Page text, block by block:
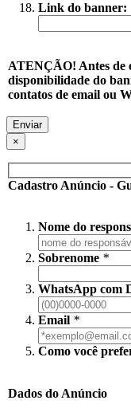
Link do banner:
ATENÇÃO! Antes de
disponibilidade do
contatos de email ou
×
Cadastro Anúncio -
Nome do
Sobrenome *
WhatsApp com
Email *
Como você
Dados do Anúncio